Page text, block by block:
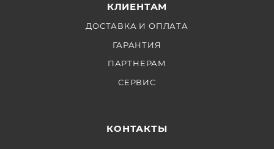
КЛИЕНТАМ
ДОСТАВКА И ОПЛАТА
ГАРАНТИЯ
ПАРТНЕРАМ
СЕРВИС
КОНТАКТЫ